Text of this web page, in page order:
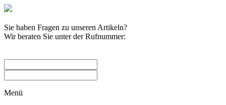
Sie haben Fragen zu unseren Artikeln?
Wir beraten Sie unter der Rufnummer:
Menü